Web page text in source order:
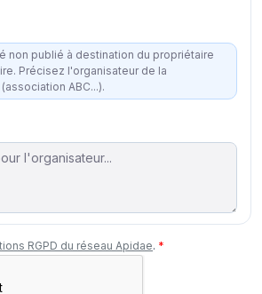
non publié à destination du propriétaire
Précisez l'organisateur de la
ABC...).
RGPD du réseau Apidae.